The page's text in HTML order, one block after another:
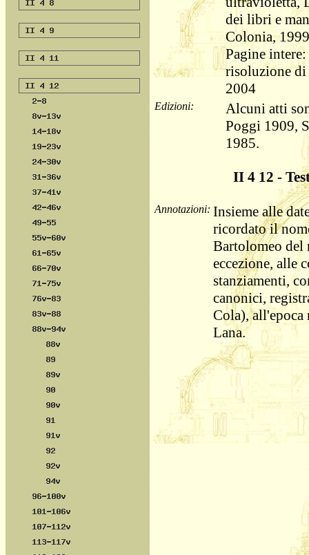
dei libri e
Colonia,
Pagine
risoluzione di
2004
Edizioni:
Alcuni atti
Poggi 1909,
1985.
II 4 12 -
Annotazioni: Insieme alle
ricordato il
Bartolomeo del
eccezione, alle
stanziamenti,
canonici,
Cola),
Lana.